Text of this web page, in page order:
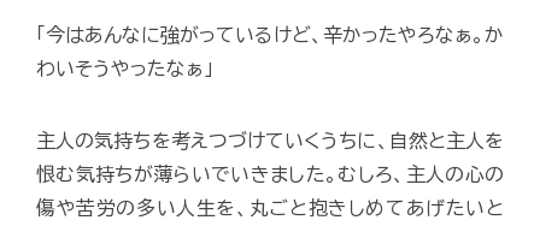
「今はあんなに強がっているけど、辛かったやろなぁ。か
わいそうやったなぁ」
主人の気持ちを考えつづけていくうちに、自然と主人を
恨む気持ちが薄らいでいきました。むしろ、主人の心の
傷や苦労の多い人生を、丸ごと抱きしめてあげたいと